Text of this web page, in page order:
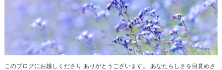
このブログにお越しくださり ありがとうございます。 あなたらしさを目覚めさ